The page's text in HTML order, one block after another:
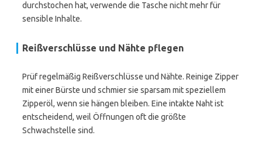
durchstochen hat, verwende die Tasche nicht mehr für
sensible Inhalte.
Reißverschlüsse und Nähte pflegen
Prüf regelmäßig Reißverschlüsse und Nähte. Reinige Zipper
mit einer Bürste und schmier sie sparsam mit speziellem
Zipperöl, wenn sie hängen bleiben. Eine intakte Naht ist
entscheidend, weil Öffnungen oft die größte
Schwachstelle sind.